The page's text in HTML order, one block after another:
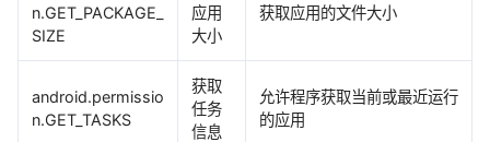
n.GET_PACKAGE_
SIZE
应用
大小
获取应用的文件大小
android.permissio
n.GET_TASKS
获取
任务
信息
允许程序获取当前或最近运行
的应用